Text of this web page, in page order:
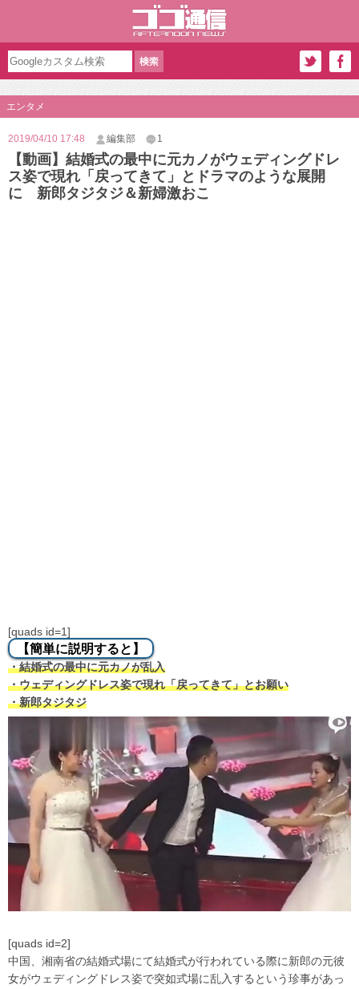
エンタメ
2019/04/10 17:48 編集部 1
【動画】結婚式の最中に元カノがウェディングドレ
ス姿で現れ「戻ってきて」とドラマのような展開
に 新郎タジタジ＆新婦激おこ
[quads id=1]
【簡単に説明すると】
・結婚式の最中に元カノが乱入
・ウェディングドレス姿で現れ「戻ってきて」とお願い
・新郎タジタジ
[quads id=2]
中国、湘南省の結婚式場にて結婚式が行われている際に新郎の元彼
女がウェディングドレス姿で突如式場に乱入するという珍事があっ